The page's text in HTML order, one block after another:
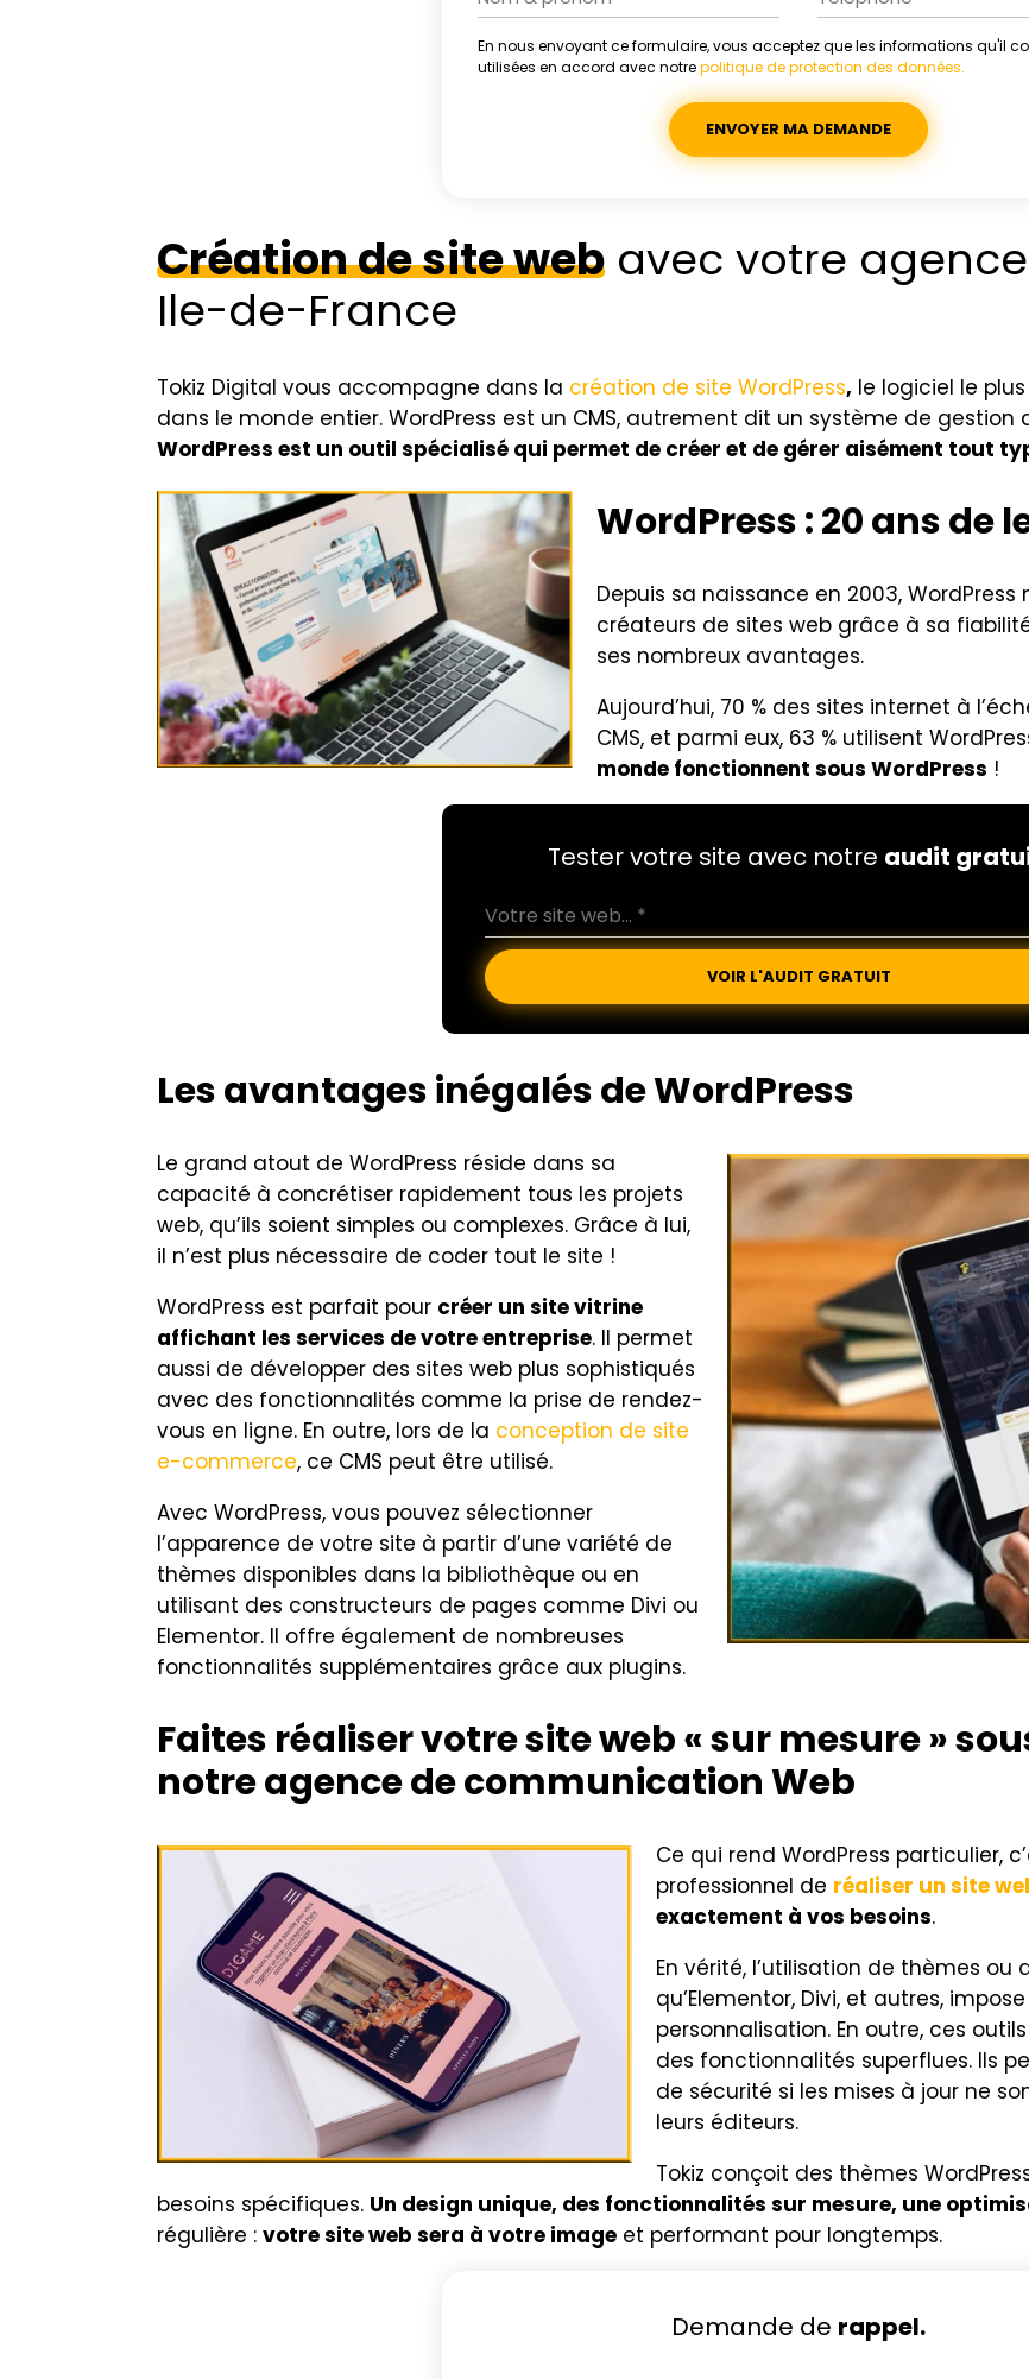
En nous envoyant ce formulaire, vous acceptez que les informations qu'il
utilisées en accord avec notrepolitique de protection des données.
Alternative:
Création de site web avec votre
Ile-de-France
Tokiz Digital vous accompagne dans la création de site WordPress, le logiciel le
dans le monde entier. WordPress est un CMS, autrement dit un système de gestion
WordPress est un outil spécialisé qui permet de créer et de gérer aisément tout
WordPress :20 ans de
Depuis sa naissance en 2003, WordPress
créateurs de sites web grâce à sa
ses nombreux avantages.
Aujourd’hui, 70 % des sites internet à
CMS, et parmi eux, 63 % utilisent
monde fonctionnent sous WordPress !
Tester votre site avec notre audit
VOIR L'AUDIT GRATUIT
Les avantages inégalés deWordPress
Le grand atout de WordPress réside dans sa
capacité à concrétiser rapidement tous les projets
web, qu’ils soient simples ou complexes. Grâce à lui,
il n’est plus nécessaire de coder tout le site !
WordPress est parfait pour créer un site vitrine
affichant les services de votre entreprise. Il permet
aussi de développer des sites web plus sophistiqués
avec des fonctionnalités comme la prise de rendez-
vous en ligne. En outre, lors de la conception de site
e-commerce, ce CMS peut être utilisé.
Avec WordPress, vous pouvez sélectionner
l’apparence de votre site à partir d’une variété de
thèmes disponibles dans la bibliothèque ou en
utilisant des constructeurs de pages comme Divi ou
Elementor. Il offre également de nombreuses
fonctionnalités supplémentaires grâce aux plugins.
Faites réaliservotre site web « sur mesure »
notre agence de communication Web
Ce qui rend WordPress particulier,
professionnel de réaliser un site
exactement à vos besoins.
En vérité, l’utilisation de thèmes
qu’Elementor, Divi, et autres,
personnalisation. En outre, ces
des fonctionnalités superflues. Ils
de sécurité si les mises à jour ne
leurs éditeurs.
Tokiz conçoit des thèmes
besoins spécifiques. Un design unique, des fonctionnalités sur mesure, une
régulière : votre site web sera à votre image et performant pour longtemps.
Demande de rappel.